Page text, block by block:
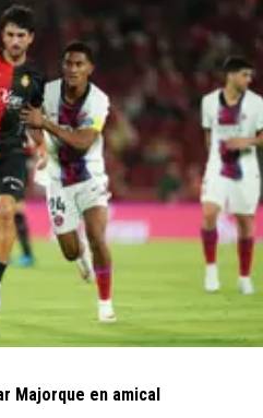
Majorque en amical